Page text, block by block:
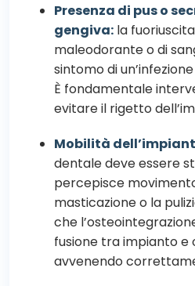
Presenza di pus o
gengiva: la
maleodorante o di
sintomo di
È fondamentale
evitare il rigetto
Mobilità
dentale deve essere
percepisce
masticazione o la
che
fusione tra impianto e
avvenendo